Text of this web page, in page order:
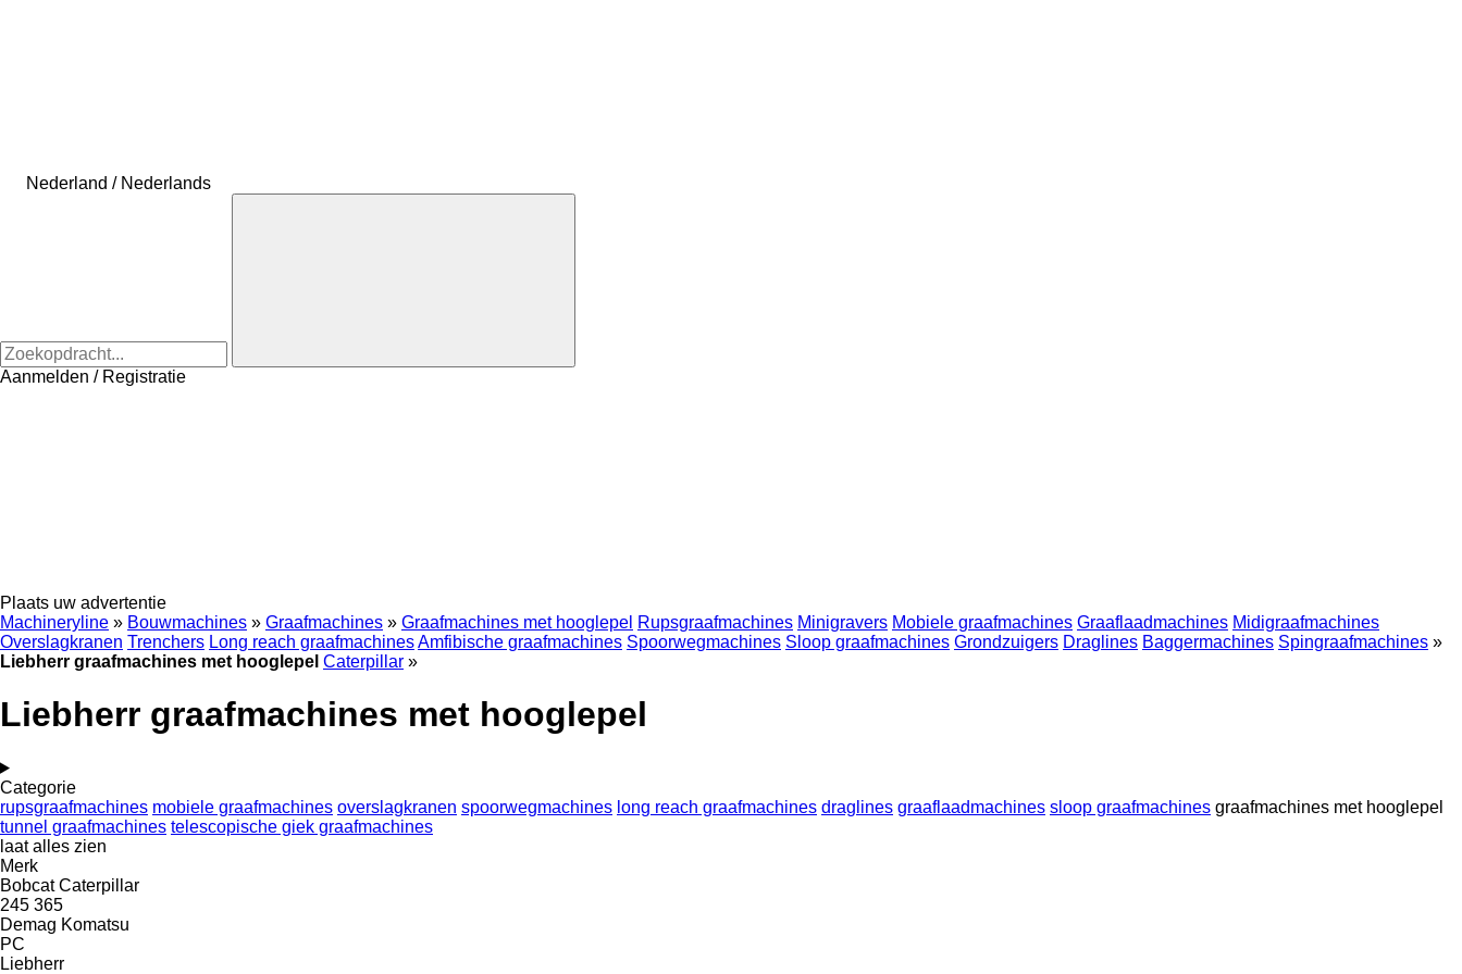
Nederland / Nederlands
Aanmelden / Registratie
Plaats uw advertentie
Machineryline » Bouwmachines » Graafmachines » Graafmachines met hooglepel Rupsgraafmachines Minigravers Mobiele graafmachines Graaflaadmachines Midigraafmachines
Overslagkranen Trenchers Long reach graafmachinesAmfibische graafmachines Spoorwegmachines Sloop graafmachines Grondzuigers Draglines Baggermachines Spingraafmachines »
Liebherr graafmachines met hooglepel Caterpillar »
Liebherr graafmachines met hooglepel
Categorie
rupsgraafmachines mobiele graafmachines overslagkranen spoorwegmachines long reach graafmachines draglines graaflaadmachines sloop graafmachines graafmachines met hooglepel
tunnel graafmachines telescopische giek graafmachines
laat alles zien
Merk
Bobcat Caterpillar
245 365
Demag Komatsu
PC
Liebherr